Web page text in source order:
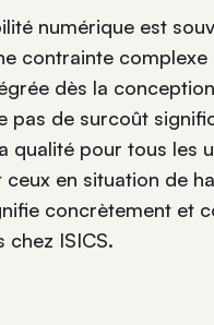
numérique est
contrainte complexe
dès la
pas de surcoût
qualité pour tous les
ceux en situation de
concrètement et
chez ISICS.